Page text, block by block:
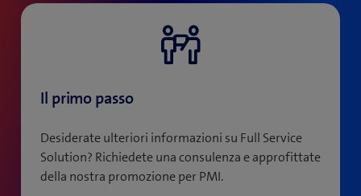
Il primo passo
Desiderate ulteriori informazioni su Full Service
Solution? Richiedete una consulenza e approfittate
della nostra promozione per PMI.